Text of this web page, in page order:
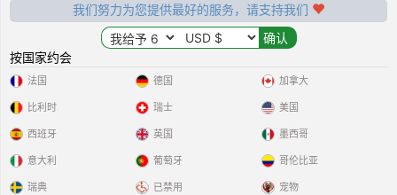
我们努力为您提供最好的服务，请支持我们
按国家约会
法国
比利时
西班牙
意大利
瑞典
德国
瑞士
英国
葡萄牙
已禁用
加拿大
美国
墨西哥
哥伦比亚
宠物